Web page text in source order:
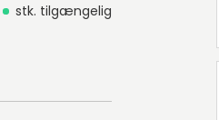
stk. tilgængelig